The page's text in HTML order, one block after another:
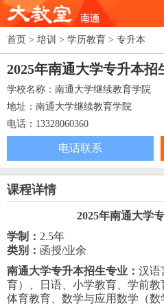
首页 > 培训 > 学历教育 > 专升本
2025年南通大学专升本招
学校名称：南通大学继续教育学院
地址：南通大学继续教育学院
电话：13328060360
电话联系
课程详情
2025年南通大学
学制： 2.5年
类别： 函授/业余
南通大学专升本招生专业： 汉语
育）、
日语、 小学教育、 学前教
体育教育、 数学与应用数学（数